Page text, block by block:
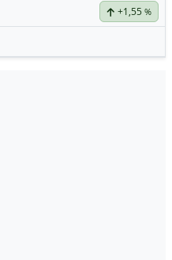
+1,55 %